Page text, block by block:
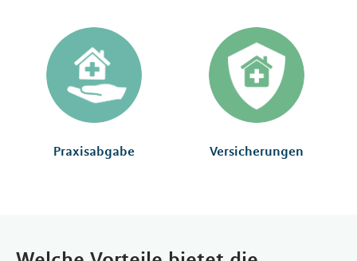
Praxisabgabe Versicherungen